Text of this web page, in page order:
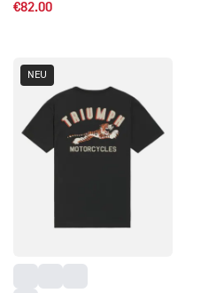
€82.00
NEU